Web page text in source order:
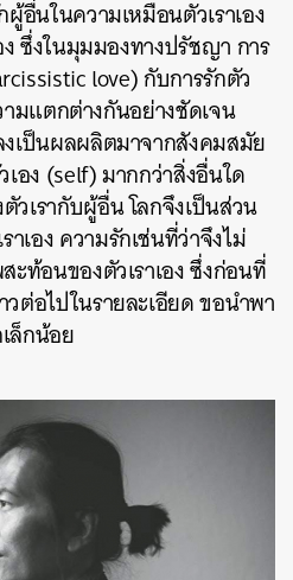
อื่นในความเหมือนตัวเราเอง
ง ซึ่งในมุมมองทางปรัชญา การ
love) กับการรักตัว
มแตกต่างกันอย่างชัดเจน
เป็นผลผลิตมาจากสังคมสมัย
ง (self) มากกว่าสิ่งอื่นใด
วเรากับผู้อื่น โลกจึงเป็นส่วน
าเองความรักเช่นที่ว่าจึงไม่
ะท้อนของตัวเราเอง ซึ่งก่อนที่
ต่อไปในรายละเอียด ขอนำพา
ล็กน้อย